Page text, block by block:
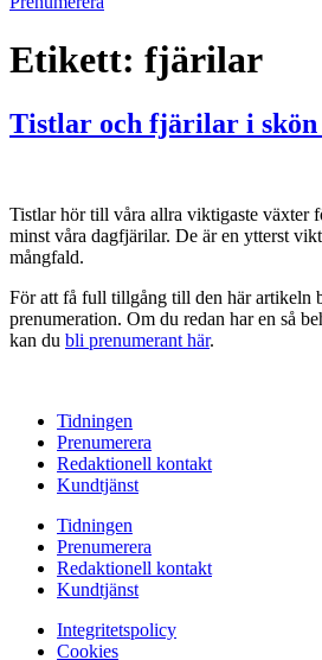
Etikett: fjärilar
Tistlar och fjärilar i
Tistlar hör till våra allra viktigaste växter
minst våra dagfjärilar. De är en ytterst
mångfald.
För att få full tillgång till den här artikeln
prenumeration. Om du redan har en så
kan du bli prenumerant här.
Tidningen
Prenumerera
Redaktionell kontakt
Kundtjänst
Tidningen
Prenumerera
Redaktionell kontakt
Kundtjänst
Integritetspolicy
Cookies